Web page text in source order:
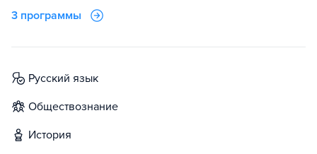
3 программы
русский язык
обществознание
история